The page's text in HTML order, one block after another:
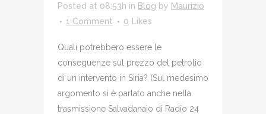
Posted at 08:53h in Blog by Maurizio
1 Comment
0 Likes
Quali potrebbero essere le
conseguenze sul prezzo del petrolio
di un intervento in Siria? (Sul medesimo
argomento si è parlato anche nella
trasmissione Salvadanaio di Radio 24